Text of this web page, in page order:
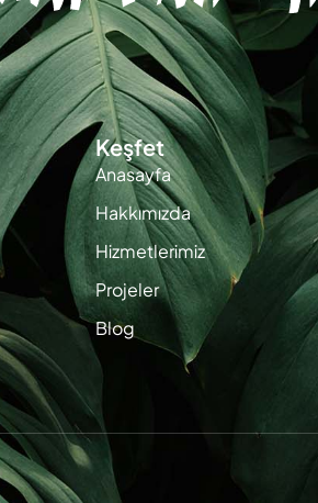
Keşfet
Anasayfa
Hakkımızda
Hizmetlerimiz
Projeler
Blog